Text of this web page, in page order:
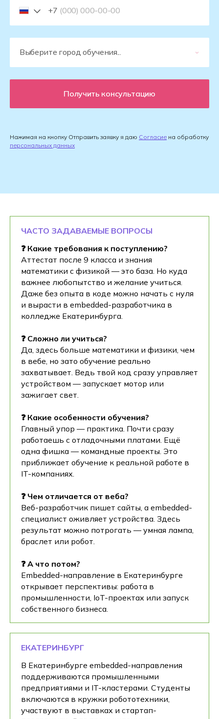
+7
Получить консультацию
Нажимая на кнопку Отправить заявку я даю Согласие на обработку
персональных данных
ЧАСТО ЗАДАВАЕМЫЕ ВОПРОСЫ
❓ Какие требования к поступлению?
Аттестат после 9 класса и знания
математики с физикой — это база. Но куда
важнее любопытство и желание учиться.
Даже без опыта в коде можно начать с нуля
и вырасти в embedded-разработчика в
колледже Екатеринбурга.
❓ Сложно ли учиться?
Да, здесь больше математики и физики, чем
в вебе, но зато обучение реально
захватывает. Ведь твой код сразу управляет
устройством — запускает мотор или
зажигает свет.
❓ Какие особенности обучения?
Главный упор — практика. Почти сразу
работаешь с отладочными платами. Ещё
одна фишка — командные проекты. Это
приближает обучение к реальной работе в
IT-компаниях.
❓ Чем отличается от веба?
Веб-разработчик пишет сайты, а embedded-
специалист оживляет устройства. Здесь
результат можно потрогать — умная лампа,
браслет или робот.
❓ А что потом?
Embedded-направление в Екатеринбурге
открывает перспективы: работа в
промышленности, IoT-проектах или запуск
собственного бизнеса.
ЕКАТЕРИНБУРГ
В Екатеринбурге embedded-направления
поддерживаются промышленными
предприятиями и IT-кластерами. Студенты
включаются в кружки робототехники,
участвуют в выставках и стартап-